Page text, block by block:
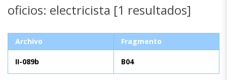
oficios: electricista [1 resultados]
Archivo Fragmento
II-089b B04